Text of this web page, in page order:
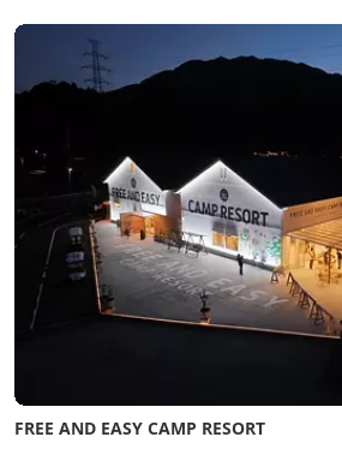
ィラで素材とアートに触れたい。 そんな
す。 「そ...
FREE AND EASY CAMP RESORT